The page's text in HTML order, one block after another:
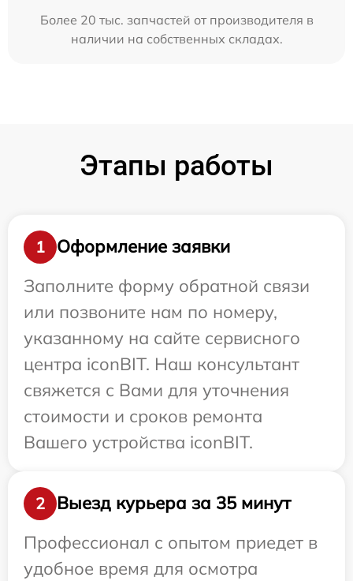
Более 20 тыс. запчастей от производителя в
наличии на собственных складах.
Этапы работы
1
Оформление заявки
Заполните форму обратной связи
или позвоните нам по номеру,
указанному на сайте сервисного
центра iconBIT. Наш консультант
свяжется с Вами для уточнения
стоимости и сроков ремонта
Вашего устройства iconBIT.
2
Выезд курьера за 35 минут
Профессионал с опытом приедет в
удобное время для осмотра